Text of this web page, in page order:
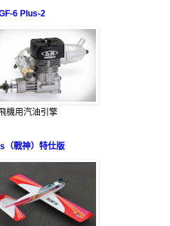
6 Plus-2
機用汽油引擎
（戰神）特仕版